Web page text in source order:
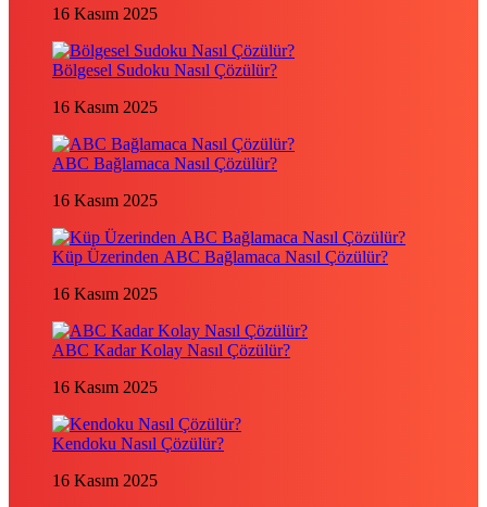
16 Kasım 2025
Bölgesel Sudoku Nasıl Çözülür?
16 Kasım 2025
ABC Bağlamaca Nasıl Çözülür?
16 Kasım 2025
Küp Üzerinden ABC Bağlamaca Nasıl Çözülür?
16 Kasım 2025
ABC Kadar Kolay Nasıl Çözülür?
16 Kasım 2025
Kendoku Nasıl Çözülür?
16 Kasım 2025